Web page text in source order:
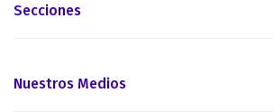
Secciones
Nuestros Medios